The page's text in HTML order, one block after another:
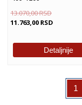
13.070,00RSD
11.763,00 RSD
Detaljnije
1